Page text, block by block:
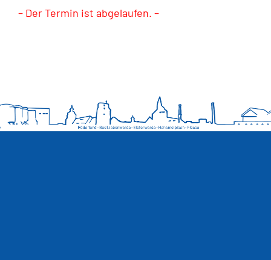
– Der Termin ist abgelaufen. –